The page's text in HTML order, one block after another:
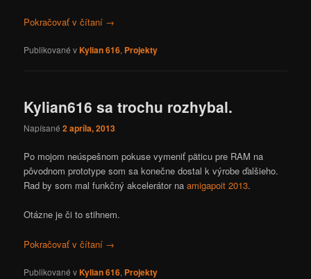
Pokračovať v čítaní →
Publikované vKylian 616, Projekty
Kylian616 sa trochu rozhybal.
Napísané2 apríla, 2013
Po mojom neúspešnom pokuse vymeniť päticu pre RAM na
pôvodnom prototype som sa konečne dostal k výrobe ďalšieho.
Rad by som mal funkčný akcelerátor naamigapoit 2013.
Otázne je či to stihnem.
Pokračovať v čítaní →
Publikované vKylian 616, Projekty